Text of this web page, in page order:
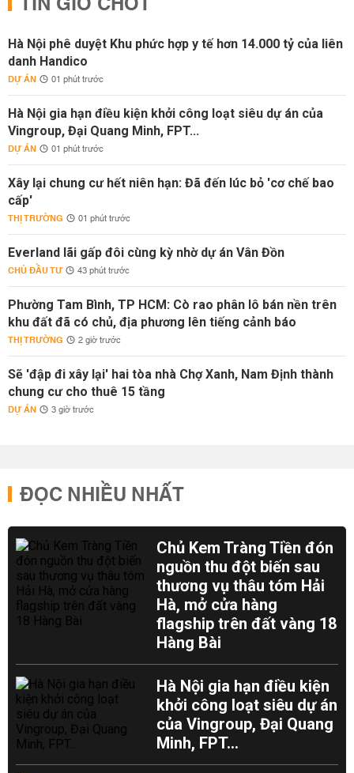
Hà Nội phê duyệt Khu phức hợp y tế hơn 14.000 tỷ của liên
danh Handico
DỰ ÁN 01 phút trước
Hà Nội gia hạn điều kiện khởi công loạt siêu dự án của
Vingroup, Đại Quang Minh, FPT...
DỰ ÁN 01 phút trước
Xây lại chung cư hết niên hạn: Đã đến lúc bỏ 'cơ chế bao
cấp'
THỊ TRƯỜNG 01 phút trước
Everland lãi gấp đôi cùng kỳ nhờ dự án Vân Đồn
CHỦ ĐẦU TƯ 43 phút trước
Phường Tam Bình, TP HCM: Cò rao phân lô bán nền trên
khu đất đã có chủ, địa phương lên tiếng cảnh báo
THỊ TRƯỜNG 2 giờ trước
Sẽ 'đập đi xây lại' hai tòa nhà Chợ Xanh, Nam Định thành
chung cư cho thuê 15 tầng
DỰ ÁN 3 giờ trước
ĐỌC NHIỀU NHẤT
Chủ Kem Tràng Tiền đón
nguồn thu đột biến sau
thương vụ thâu tóm Hải
Hà, mở cửa hàng
flagship trên đất vàng 18
Hàng Bài
Hà Nội gia hạn điều kiện
khởi công loạt siêu dự án
của Vingroup, Đại Quang
Minh, FPT...